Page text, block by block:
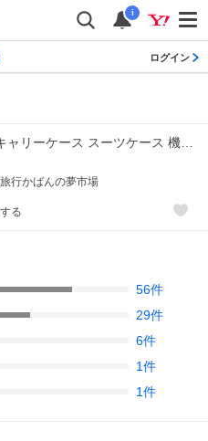
i
ログイン
行かばんの夢市場
る
56件
29件
6件
1件
1件